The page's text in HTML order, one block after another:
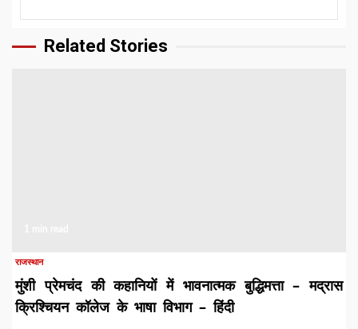
Related Stories
राजस्थान
मुंशी प्रेमचंद की कहानियों में भावनात्मक बुद्धिमत्ता – मद्रास
क्रिश्चियन कॉलेज के भाषा विभाग – हिंदी